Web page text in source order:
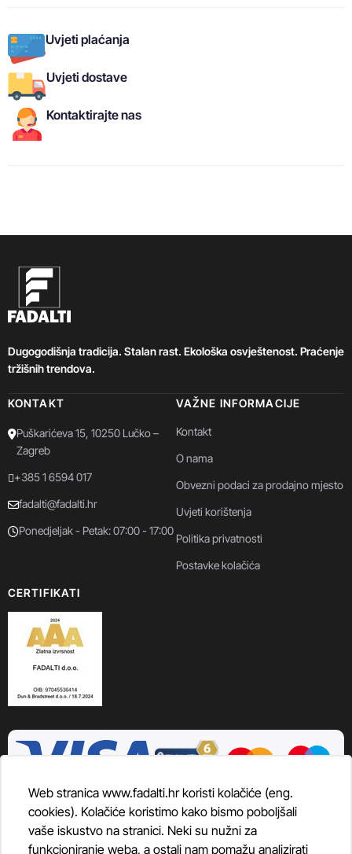
Uvjeti plaćanja
Uvjeti dostave
Kontaktirajte nas
Dugogodišnja tradicija. Stalan rast. Ekološka osvještenost. Praćenje
tržišnih trendova.
KONTAKT
Puškarićeva 15, 10250 Lučko –
Zagreb
+385 1 6594 017
fadalti@fadalti.hr
Ponedjeljak - Petak: 07:00 - 17:00
VAŽNE INFORMACIJE
Kontakt
O nama
Obvezni podaci za prodajno mjesto
Uvjeti korištenja
Politika privatnosti
Postavke kolačića
CERTIFIKATI
Web stranica www.fadalti.hr koristi kolačiće (eng.
cookies). Kolačiće koristimo kako bismo poboljšali
vaše iskustvo na stranici. Neki su nužni za
funkcioniranje weba, a ostali nam pomažu analizirati